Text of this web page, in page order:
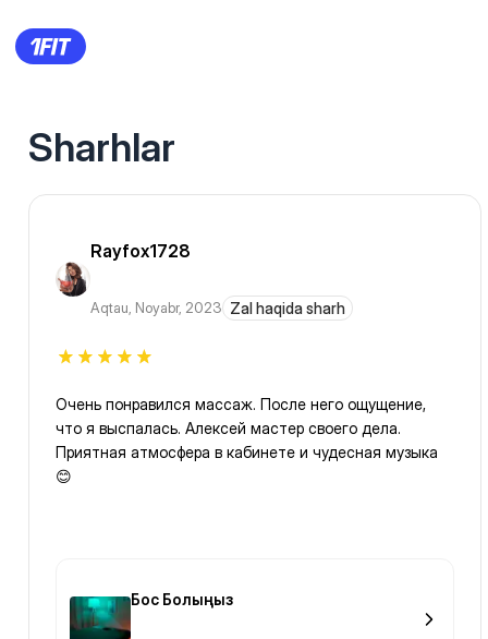
Sharhlar
Rayfox1728
Aqtau, Noyabr, 2023 Zal haqida sharh
Очень понравился массаж. После него ощущение,
что я выспалась. Алексей мастер своего дела.
Приятная атмосфера в кабинете и чудесная музыка
😊
Бос Болыңыз